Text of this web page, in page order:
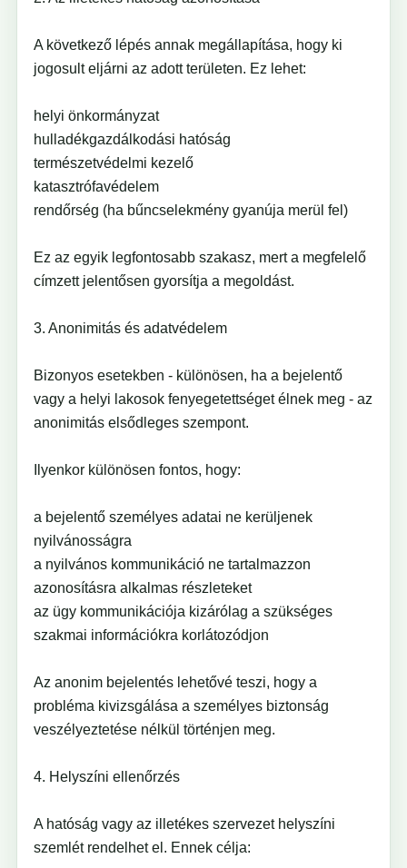
A következő lépés annak megállapítása, hogy ki
jogosult eljárni az adott területen. Ez lehet:
helyi önkormányzat
hulladékgazdálkodási hatóság
természetvédelmi kezelő
katasztrófavédelem
rendőrség (ha bűncselekmény gyanúja merül fel)
Ez az egyik legfontosabb szakasz, mert a megfelelő
címzett jelentősen gyorsítja a megoldást.
3. Anonimitás és adatvédelem
Bizonyos esetekben - különösen, ha a bejelentő
vagy a helyi lakosok fenyegetettséget élnek meg - az
anonimitás elsődleges szempont.
Ilyenkor különösen fontos, hogy:
a bejelentő személyes adatai ne kerüljenek
nyilvánosságra
a nyilvános kommunikáció ne tartalmazzon
azonosításra alkalmas részleteket
az ügy kommunikációja kizárólag a szükséges
szakmai információkra korlátozódjon
Az anonim bejelentés lehetővé teszi, hogy a
probléma kivizsgálása a személyes biztonság
veszélyeztetése nélkül történjen meg.
4. Helyszíni ellenőrzés
A hatóság vagy az illetékes szervezet helyszíni
szemlét rendelhet el. Ennek célja: